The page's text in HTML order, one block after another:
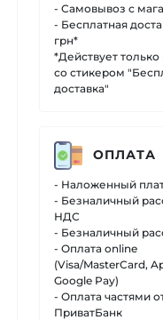
- Самовывоз с
- Бесплатная
грн*
*Действует только
со стикером
доставка"
ОПЛАТА
- Наложенный
- Безналичный
НДС
- Безналичный
- Оплата online
(Visa/MasterCard,
Google Pay)
- Оплата частями
ПриватБанк